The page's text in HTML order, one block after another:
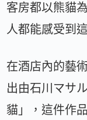
客房都以熊貓
人都能感受到
在酒店內的藝
出由石川マサ
貓」，這件作